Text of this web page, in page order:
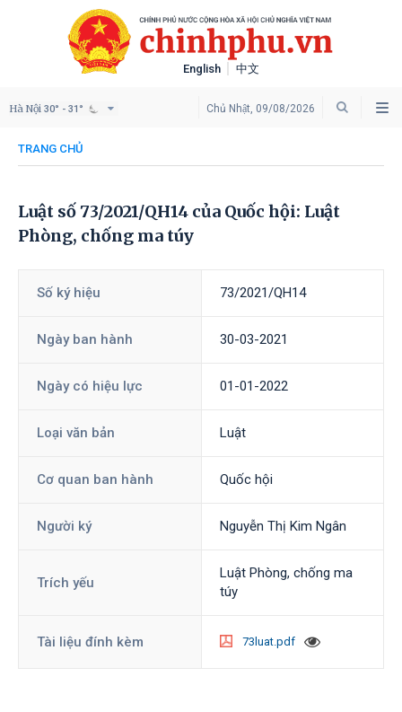
English 中文
Chủ Nhật, 09/08/2026
Hà Nội 30° - 31°
TRANG CHỦ
Luật số 73/2021/QH14 của Quốc hội: Luật
Phòng, chống ma túy
Số ký hiệu 73/2021/QH14
Ngày ban hành 30-03-2021
Ngày có hiệu lực 01-01-2022
Loại văn bản Luật
Cơ quan ban hành Quốc hội
Người ký Nguyễn Thị Kim Ngân
Trích yếu
Luật Phòng, chống ma
túy
Tài liệu đính kèm 73luat.pdf